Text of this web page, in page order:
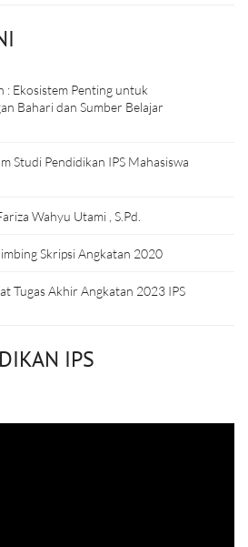
Ekosistem Penting untuk
Bahari dan Sumber Belajar
Studi Pendidikan IPS Mahasiswa
Wahyu Utami , S.Pd.
Skripsi Angkatan 2020
Tugas Akhir Angkatan 2023 IPS
IPS